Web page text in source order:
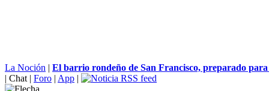
La Noción | El barrio rondeño de San Francisco, preparado
| Chat | Foro | App |